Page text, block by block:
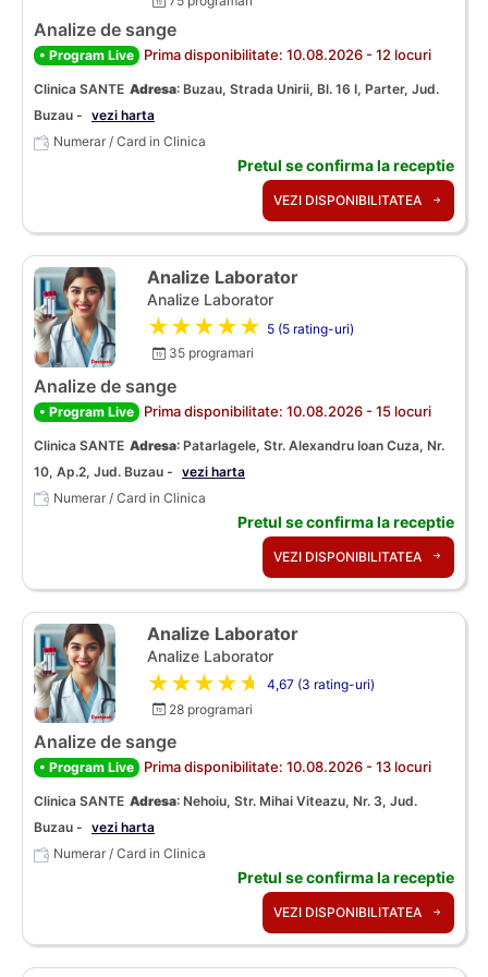
Analize de sange
• Program Live Prima disponibilitate: 10.08.2026 - 12 locuri
Clinica SANTE Adresa: Buzau, Strada Unirii, Bl. 16 I, Parter, Jud.
Buzau - vezi harta
Numerar / Card in Clinica
Pretul se confirma la receptie
VEZI DISPONIBILITATEA
Analize Laborator
Analize Laborator
★★★★★ 5 (5 rating-uri)
35 programari
Analize de sange
• Program Live Prima disponibilitate: 10.08.2026 - 15 locuri
Clinica SANTE Adresa: Patarlagele, Str. Alexandru Ioan Cuza, Nr.
10, Ap.2, Jud. Buzau - vezi harta
Numerar / Card in Clinica
Pretul se confirma la receptie
VEZI DISPONIBILITATEA
Analize Laborator
Analize Laborator
★★★★★
4,67 (3 rating-uri)
28 programari
Analize de sange
• Program Live Prima disponibilitate: 10.08.2026 - 13 locuri
Clinica SANTE Adresa: Nehoiu, Str. Mihai Viteazu, Nr. 3, Jud.
Buzau - vezi harta
Numerar / Card in Clinica
Pretul se confirma la receptie
VEZI DISPONIBILITATEA